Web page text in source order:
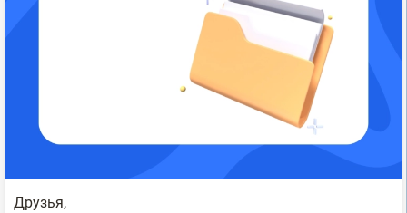
Друзья,